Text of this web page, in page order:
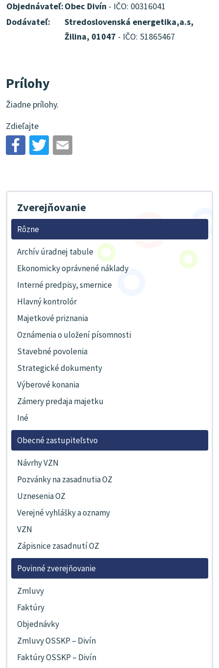
Objednávateľ:Obec Divín - IČO: 00316041
Dodávateľ:
Stredoslovenská energetika,a.s,
Žilina, 01047 - IČO: 51865467
Prílohy
Žiadne prílohy.
Zdieľajte
Zverejňovanie
Rôzne
Archív úradnej tabule
Ekonomicky oprávnené náklady
Interné predpisy, smernice
Hlavný kontrolór
Majetkové priznania
Oznámenia o uložení písomnosti
Stavebné povolenia
Strategické dokumenty
Výberové konania
Zámery predaja majetku
Iné
Obecné zastupiteľstvo
Návrhy VZN
Pozvánky na zasadnutia OZ
Uznesenia OZ
Verejné vyhlášky a oznamy
VZN
Zápisnice zasadnutí OZ
Povinné zverejňovanie
Zmluvy
Faktúry
Objednávky
Zmluvy OSSKP – Divín
Faktúry OSSKP – Divín